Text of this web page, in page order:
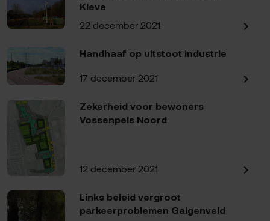
Kleve
22 december 2021
Handhaaf op uitstoot industrie
17 december 2021
Zekerheid voor bewoners
Vossenpels Noord
12 december 2021
Links beleid vergroot
parkeerproblemen Galgenveld